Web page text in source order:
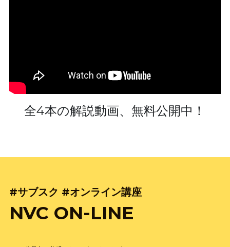
全4本の解説動画、無料公開中！
#サブスク #オンライン講座
NVC ON-LINE